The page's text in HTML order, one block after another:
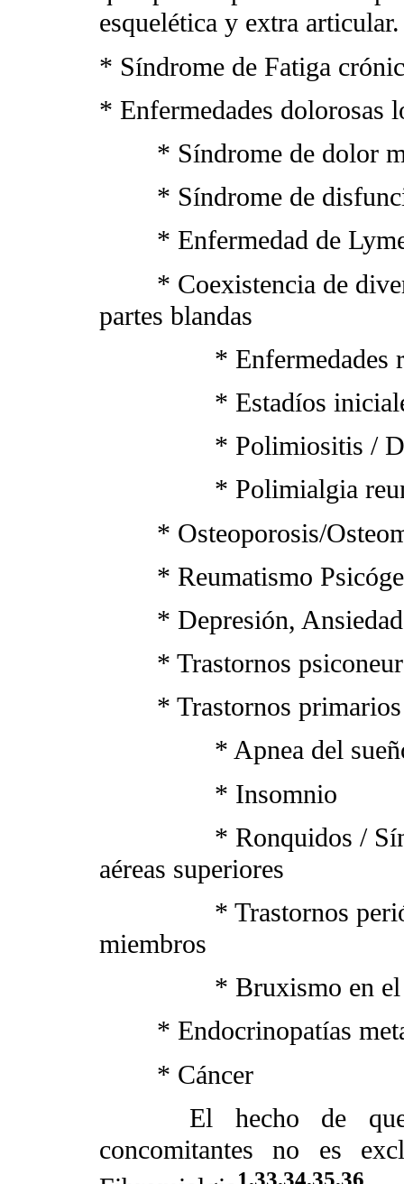
esquelética y extra articular.
* Síndrome de Fatiga
* Enfermedades dolorosas
* Síndrome de dolor
* Síndrome de
* Enfermedad de Lyme
* Coexistencia de
partes blandas
* Enfermedades
* Estadíos iniciales
* Polimiositis /
* Polimialgia
* Osteoporosis/
* Reumatismo
* Depresión, Ansiedad
* Trastornos
* Trastornos primarios
* Apnea del
* Insomnio
* Ronquidos /
aéreas superiores
* Trastornos
miembros
* Bruxismo en el
* Endocrinopatías
* Cáncer
El hecho de que
concomitantes no es
1,33,34,35,36